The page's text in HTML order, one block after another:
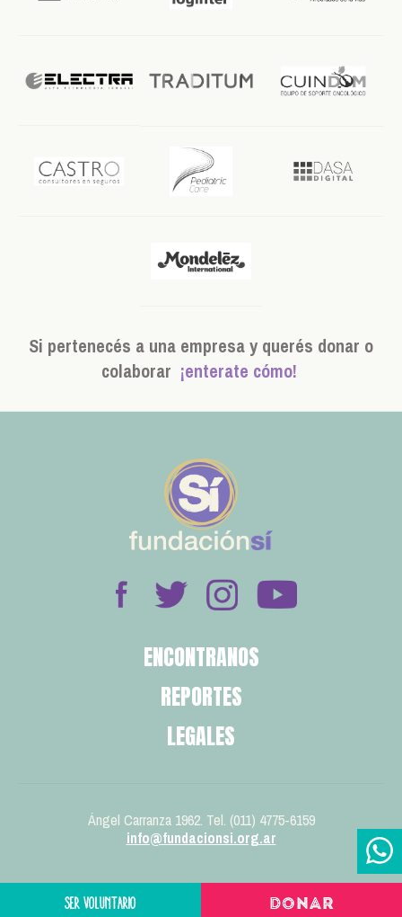
SER VOLUNTARIO DONAR
Si pertenecés a una empresa y querés donar o
colaborar ¡enterate cómo!
ENCONTRANOS
REPORTES
LEGALES
Ángel Carranza 1962. Tel. (011) 4775-6159
info@fundacionsi.org.ar